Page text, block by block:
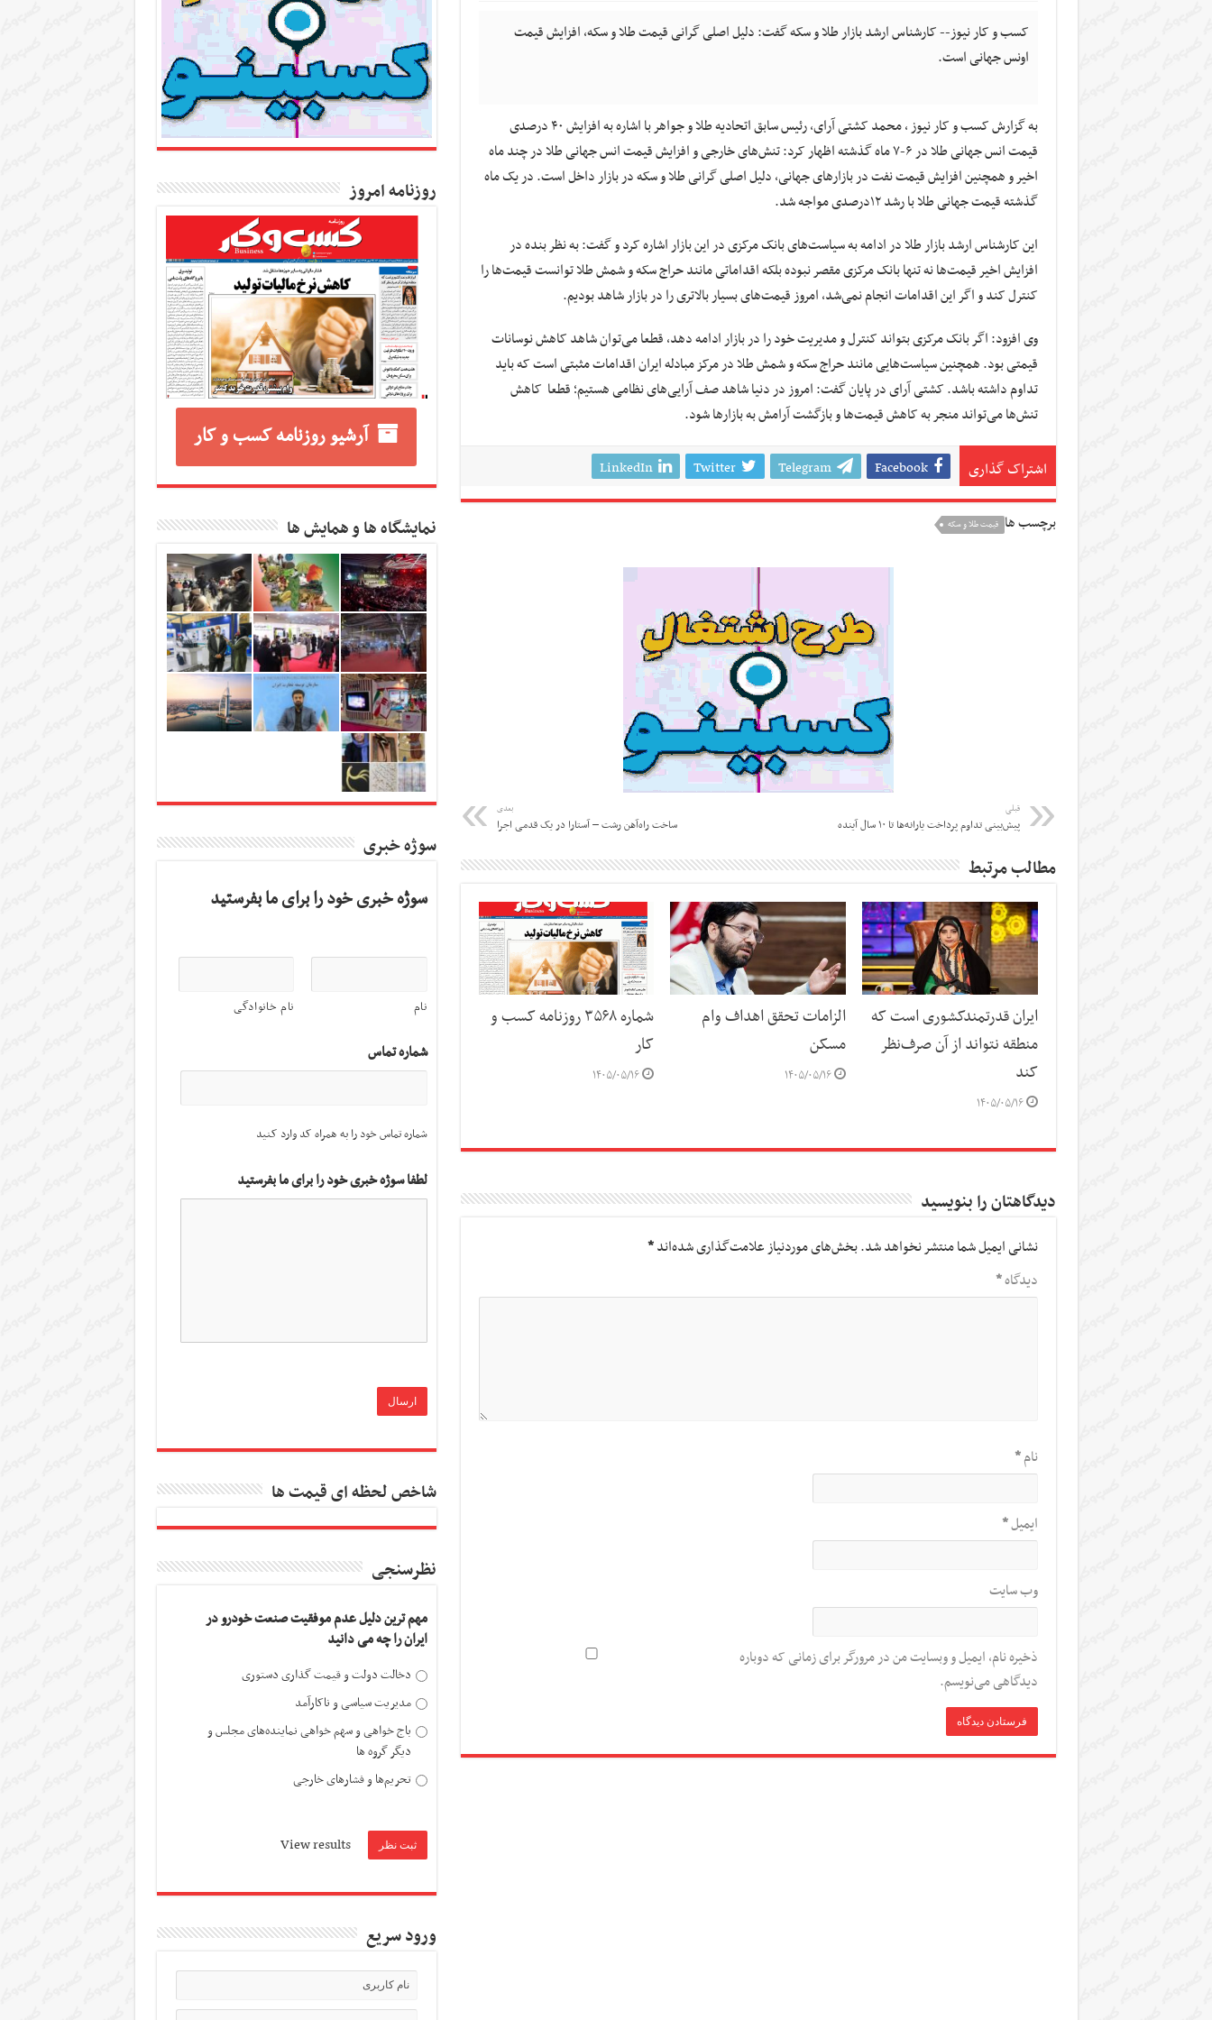
کسب و کار نیوز-- کارشناس ارشد بازار طلا و سکه گفت: دلیل اصلی گرانی قیمت طلا و سکه، افزایش قیمت
اونس جهانی است.
به گزارش کسب و کار نیوز ، محمد کشتی آرای، رئیس سابق اتحادیه طلا و جواهر با اشاره به افزایش ۴۰ درصدی
قیمت انس جهانی طلا در ۶-۷ ماه گذشته اظهار کرد: تنش‌های خارجی و افزایش قیمت انس جهانی طلا در چند ماه
اخیر و همچنین افزایش قیمت نفت در بازارهای جهانی، دلیل اصلی گرانی طلا و سکه در بازار داخل است. در یک ماه
گذشته قیمت جهانی طلا با رشد ۱۲درصدی مواجه شد.
این کارشناس ارشد بازار طلا در ادامه به سیاست‌های بانک مرکزی در این بازار اشاره کرد و گفت: به نظر بنده در
افزایش اخیر قیمت‌ها نه تنها بانک مرکزی مقصر نبوده بلکه اقداماتی مانند حراج سکه و شمش طلا توانست قیمت‌ها را
کنترل کند و اگر این اقدامات انجام نمی‌شد، امروز قیمت‌های بسیار بالاتری را در بازار شاهد بودیم.
وی افزود: اگر بانک مرکزی بتواند کنترل و مدیریت خود را در بازار ادامه دهد، قطعا می‌توان شاهد کاهش نوسانات
قیمتی بود. همچنین سیاست‌هایی مانند حراج سکه و شمش طلا در مرکز مبادله ایران اقدامات مثبتی است که باید
تداوم داشته باشد. کشتی آرای در پایان گفت: امروز در دنیا شاهد صف آرایی‌های نظامی هستیم؛ قطعا کاهش
تنش‌ها می‌تواند منجر به کاهش قیمت‌ها و بازگشت آرامش به بازارها شود.
اشتراک گذاری Facebook
Telegram
Twitter
LinkedIn
برچسب ها قیمت طلا و سکه
قبلی
پیش‌بینی تداوم پرداخت یارانه‌ها تا ۱۰ سال آینده
بعدی
ساخت راه‌آهن رشت – آستارا در یک قدمی اجرا
مطالب مرتبط
ایران قدرتمندکشوری است که
منطقه نتواند از آن صرف‌نظر
کند
۱۴۰۵/۰۵/۱۶
الزامات تحقق اهداف وام
مسکن
۱۴۰۵/۰۵/۱۶
شماره ۳۵۶۸ روزنامه کسب و
کار
۱۴۰۵/۰۵/۱۶
دیدگاهتان را بنویسید
نشانی ایمیل شما منتشر نخواهد شد.بخش‌های موردنیاز علامت‌گذاری شده‌اند*
دیدگاه*
نام*
ایمیل*
وب‌ سایت
ذخیره نام، ایمیل و وبسایت من در مرورگر برای زمانی که دوباره
دیدگاهی می‌نویسم.
روزنامه امروز
آرشیو روزنامه کسب و کار
نمایشگاه ها و همایش ها
سوژه خبری
سوژه خبری خود را برای ما بفرستید
نام نام خانوادگی
شماره تماس
شماره تماس خود را به همراه کد وارد کنید
لطفا سوژه خبری خود را برای ما بفرستید
شاخص لحظه ای قیمت ها
نظرسنجی
مهم ترین دلیل عدم موفقیت صنعت خودرو در
ایران را چه می دانید
دخالت دولت و قیمت گذاری دستوری
مدیریت سیاسی و ناکارآمد
باج خواهی و سهم خواهی نماینده‌های مجلس و
دیگر گروه ها
تحریم‌ها و فشارهای خارجی
View results
ورود سریع